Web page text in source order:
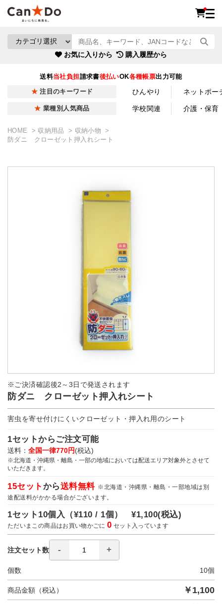
お気に入りから 購入履歴から
送料当社負担請求書後払いOK各種帳票出力可能
注目のキーワード ひんやり ネットポー
業種別人気商品 学校関連 介護・保育
HOME 収納用品
収納小物
防ダニ クローゼット押入れシート
※ご決済確認後2～3日で発送されます
防ダニ クローゼット押入れシート
害虫を寄せ付けにくいクローゼット・押入れ用のシート
1セットからご注文可能
送料： 全国一律770円(税込)
※北海道・沖縄県・離島・一部の地域においては配送エリア対象外とさせて
いただきます。
15セット から送料無料 ※北海道・沖縄県・離島・一部地域は別
途配送料がかかる場合がございます。
1セット10個入（¥110 / 1個）¥1,100(税込)
ただいまこの商品はお買い物かごに0 セット入っています
注文セット数
個数 10個
商品金額（税込） ￥ 1,100